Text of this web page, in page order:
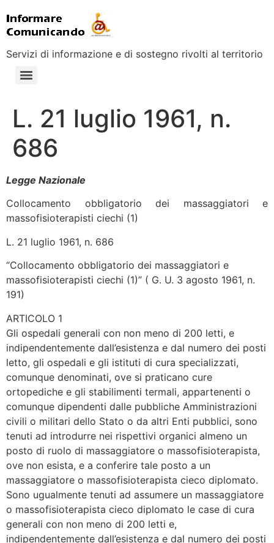
Servizi di informazione e di sostegno rivolti al territorio
L. 21 luglio 1961, n.
686
Legge Nazionale
Collocamento obbligatorio dei massaggiatori e
massofisioterapisti ciechi (1)
L. 21 luglio 1961, n. 686
“Collocamento obbligatorio dei massaggiatori e
massofisioterapisti ciechi (1)” ( G. U. 3 agosto 1961, n.
191)
ARTICOLO 1
Gli ospedali generali con non meno di 200 letti, e
indipendentemente dall’esistenza e dal numero dei posti
letto, gli ospedali e gli istituti di cura specializzati,
comunque denominati, ove si praticano cure
ortopediche e gli stabilimenti termali, appartenenti o
comunque dipendenti dalle pubbliche Amministrazioni
civili o militari dello Stato o da altri Enti pubblici, sono
tenuti ad introdurre nei rispettivi organici almeno un
posto di ruolo di massaggiatore o massofisioterapista,
ove non esista, e a conferire tale posto a un
massaggiatore o massofisioterapista cieco diplomato.
Sono ugualmente tenuti ad assumere un massaggiatore
o massofisioterapista cieco diplomato le case di cura
generali con non meno di 200 letti e,
indipendentemente dall’esistenza e dal numero dei posti